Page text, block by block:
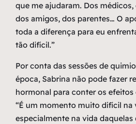
que me ajudaram. Dos
dos amigos, dos parentes… O
toda a diferença para eu
tão difícil.”
Por conta das sessões de
época, Sabrina não pode fazer
hormonal para conter os efeitos
“É um momento muito difícil na
especialmente na vida